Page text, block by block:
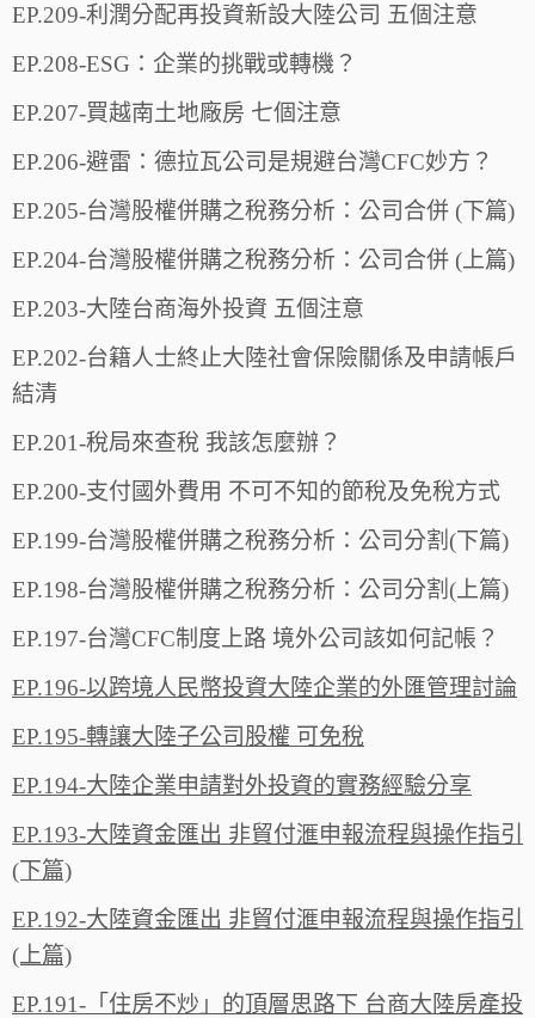
EP.209-利潤分配再投資新設大陸公司 五個注意
EP.208-ESG：企業的挑戰或轉機？
EP.207-買越南土地廠房 七個注意
EP.206-避雷：德拉瓦公司是規避台灣CFC妙方？
EP.205-台灣股權併購之稅務分析：公司合併 (下篇)
EP.204-台灣股權併購之稅務分析：公司合併 (上篇)
EP.203-大陸台商海外投資 五個注意
EP.202-台籍人士終止大陸社會保險關係及申請帳戶
結清
EP.201-稅局來查稅 我該怎麼辦？
EP.200-支付國外費用 不可不知的節稅及免稅方式
EP.199-台灣股權併購之稅務分析：公司分割(下篇)
EP.198-台灣股權併購之稅務分析：公司分割(上篇)
EP.197-台灣CFC制度上路 境外公司該如何記帳？
EP.196-以跨境人民幣投資大陸企業的外匯管理討論
EP.195-轉讓大陸子公司股權 可免稅
EP.194-大陸企業申請對外投資的實務經驗分享
EP.193-大陸資金匯出 非貿付滙申報流程與操作指引
(下篇)
EP.192-大陸資金匯出 非貿付滙申報流程與操作指引
(上篇)
EP.191-「住房不炒」的頂層思路下 台商大陸房產投